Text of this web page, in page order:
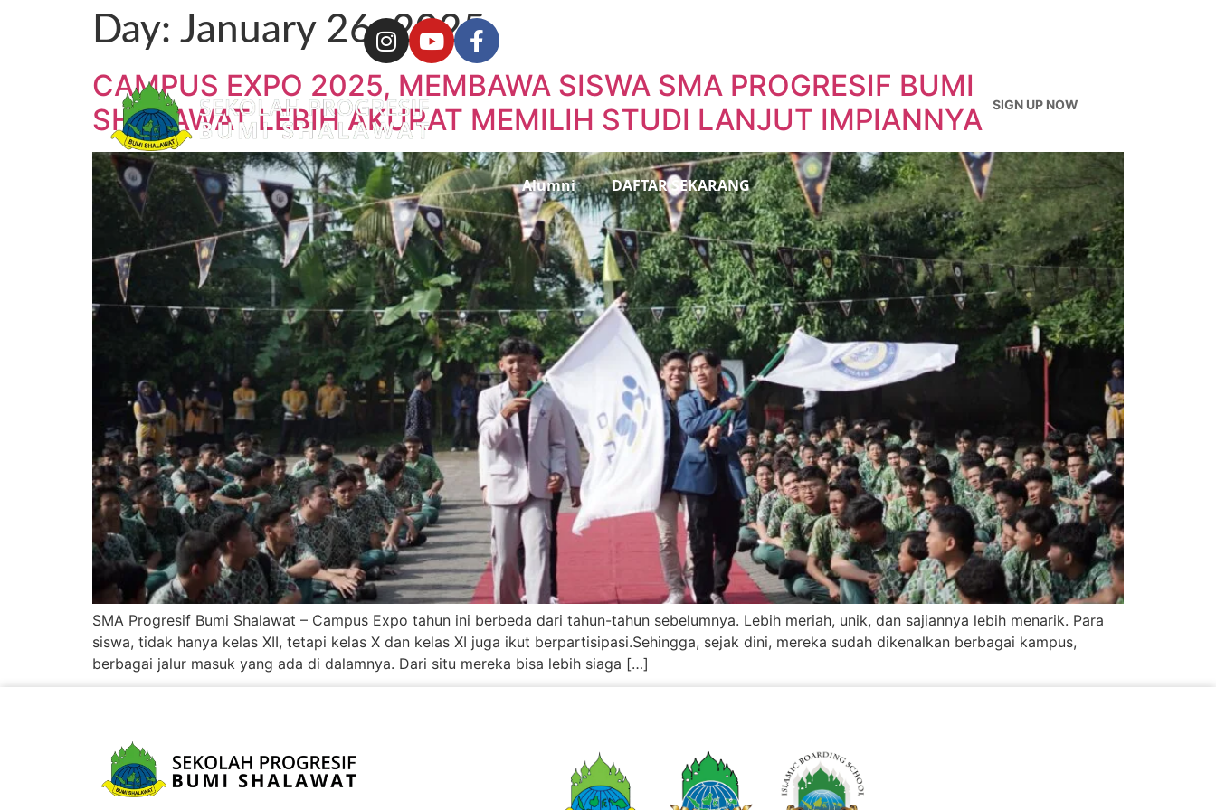
Beranda Tentang
Alumni DAFTAR SEKARANG
SIGN UP NOW
Day: January 26, 2025
CAMPUS EXPO 2025, MEMBAWA SISWA SMA PROGRESIF BUMI
SHALAWAT LEBIH AKURAT MEMILIH STUDI LANJUT IMPIANNYA
SMA Progresif Bumi Shalawat – Campus Expo tahun ini berbeda dari tahun-tahun sebelumnya. Lebih meriah, unik, dan sajiannya lebih menarik. Para
siswa, tidak hanya kelas XII, tetapi kelas X dan kelas XI juga ikut berpartisipasi.‎‎Sehingga, sejak dini, mereka sudah dikenalkan berbagai kampus,
berbagai jalur masuk yang ada di dalamnya. Dari situ mereka bisa lebih siaga […]